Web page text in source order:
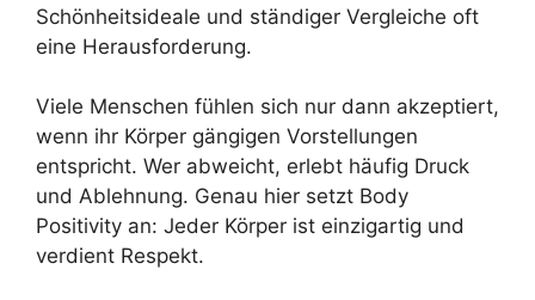
Schönheitsideale und ständiger Vergleiche oft
eine Herausforderung.
Viele Menschen fühlen sich nur dann akzeptiert,
wenn ihr Körper gängigen Vorstellungen
entspricht. Wer abweicht, erlebt häufig Druck
und Ablehnung. Genau hier setzt Body
Positivity an: Jeder Körper ist einzigartig und
verdient Respekt.